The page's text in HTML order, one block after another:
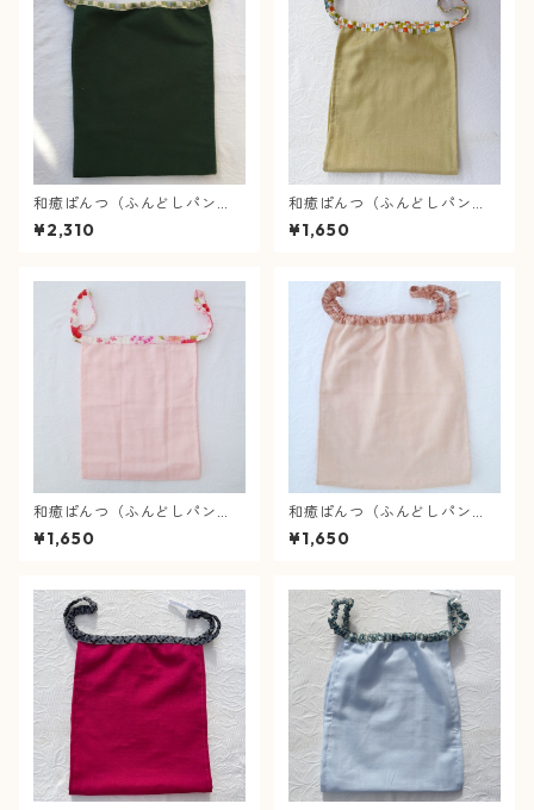
和癒ぱんつ（ふんどしパン
ツ）あったかネル（深緑)×市
松に菊文様（黄緑）【緩サイ
¥2,310
和癒ぱんつ（ふんどしパン
ツ）肌癒ダブルガーゼ（スモ
ーキーイエロー）×市松（カラ
¥1,650
和癒ぱんつ（ふんどしパン
ツ）肌癒ダブルガーゼ（ピン
ク）×桜と蝶（白）
¥1,650
和癒ぱんつ（ふんどしパン
ツ）肌癒ダブルガーゼ（スモ
ーキーピンク）×麻の葉（ピン
¥1,650